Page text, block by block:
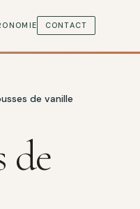
CONTACT
de vanille
de